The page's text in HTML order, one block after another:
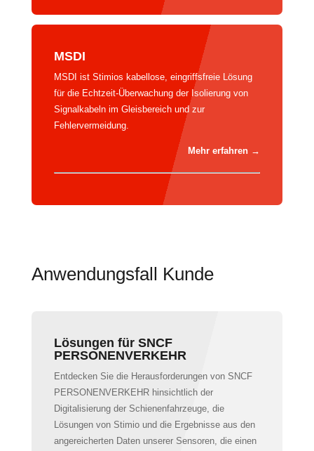
MSDI
MSDI ist Stimios kabellose, eingriffsfreie Lösung
für die Echtzeit-Überwachung der Isolierung von
Signalkabeln im Gleisbereich und zur
Fehlervermeidung.
Mehr erfahren →
Anwendungsfall Kunde
Lösungen für SNCF
PERSONENVERKEHR
Entdecken Sie die Herausforderungen von SNCF
PERSONENVERKEHR hinsichtlich der
Digitalisierung der Schienenfahrzeuge, die
Lösungen von Stimio und die Ergebnisse aus den
angereicherten Daten unserer Sensoren, die einen